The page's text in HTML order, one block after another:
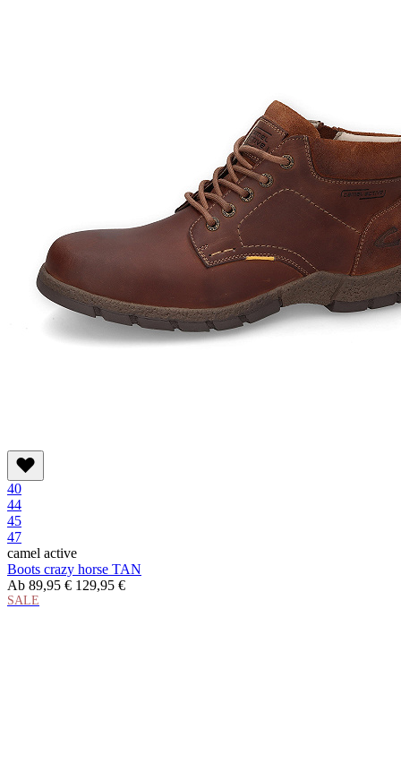
40
44
45
47
camel active
Boots crazy horse TAN
Ab 89,95 € 129,95 €
SALE